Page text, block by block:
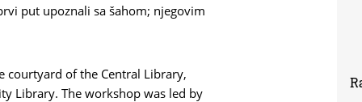
put upoznali sa šahom; njegovim
courtyard of the Central Library,
Library. The workshop was led by